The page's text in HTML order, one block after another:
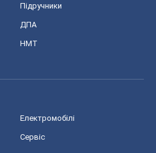
Підручники
ДПА
НМТ
Електромобілі
Сервіс